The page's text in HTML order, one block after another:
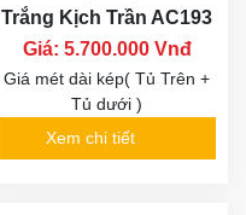
Trắng Kịch Trần AC193
Giá: 5.700.000 Vnđ
Giá mét dài kép( Tủ Trên +
Tủ dưới )
Xem chi tiết